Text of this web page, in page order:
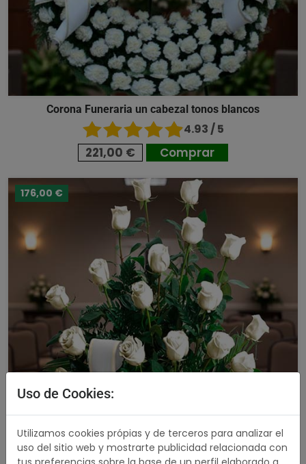
Corona Funeraria un cabezal tonos blancos
4.93 / 5
221,00 € Comprar
176,00 €
Uso de Cookies:
Utilizamos cookies própias y de terceros para analizar el
uso del sitio web y mostrarte publicidad relacionada con